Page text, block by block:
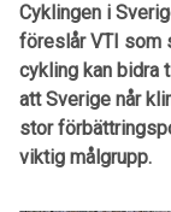
Cyklingen i
föreslår VTI som
cykling kan bidra
att Sverige når
stor
viktig målgrupp.